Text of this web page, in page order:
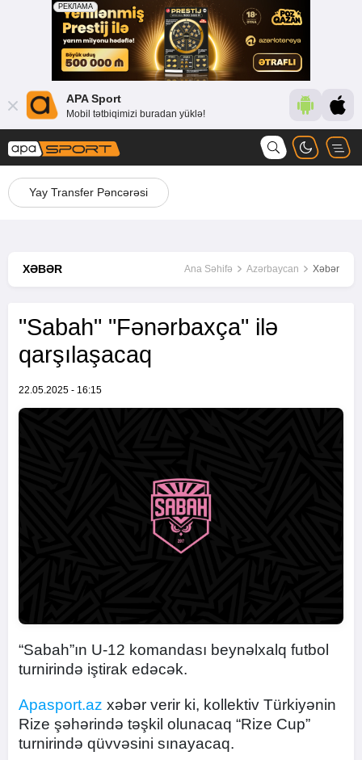
APA Sport
Mobil tətbiqimizi buradan yüklə!
Yay Transfer Pəncərəsi
XƏBƏR Ana Səhifə Azərbaycan Xəbər
"Sabah" "Fənərbaxça" ilə
qarşılaşacaq
22.05.2025 - 16:15
“Sabah”ın U-12 komandası beynəlxalq futbol
turnirində iştirak edəcək.
Apasport.az xəbər verir ki, kollektiv Türkiyənin
Rize şəhərində təşkil olunacaq “Rize Cup”
turnirində qüvvəsini sınayacaq.